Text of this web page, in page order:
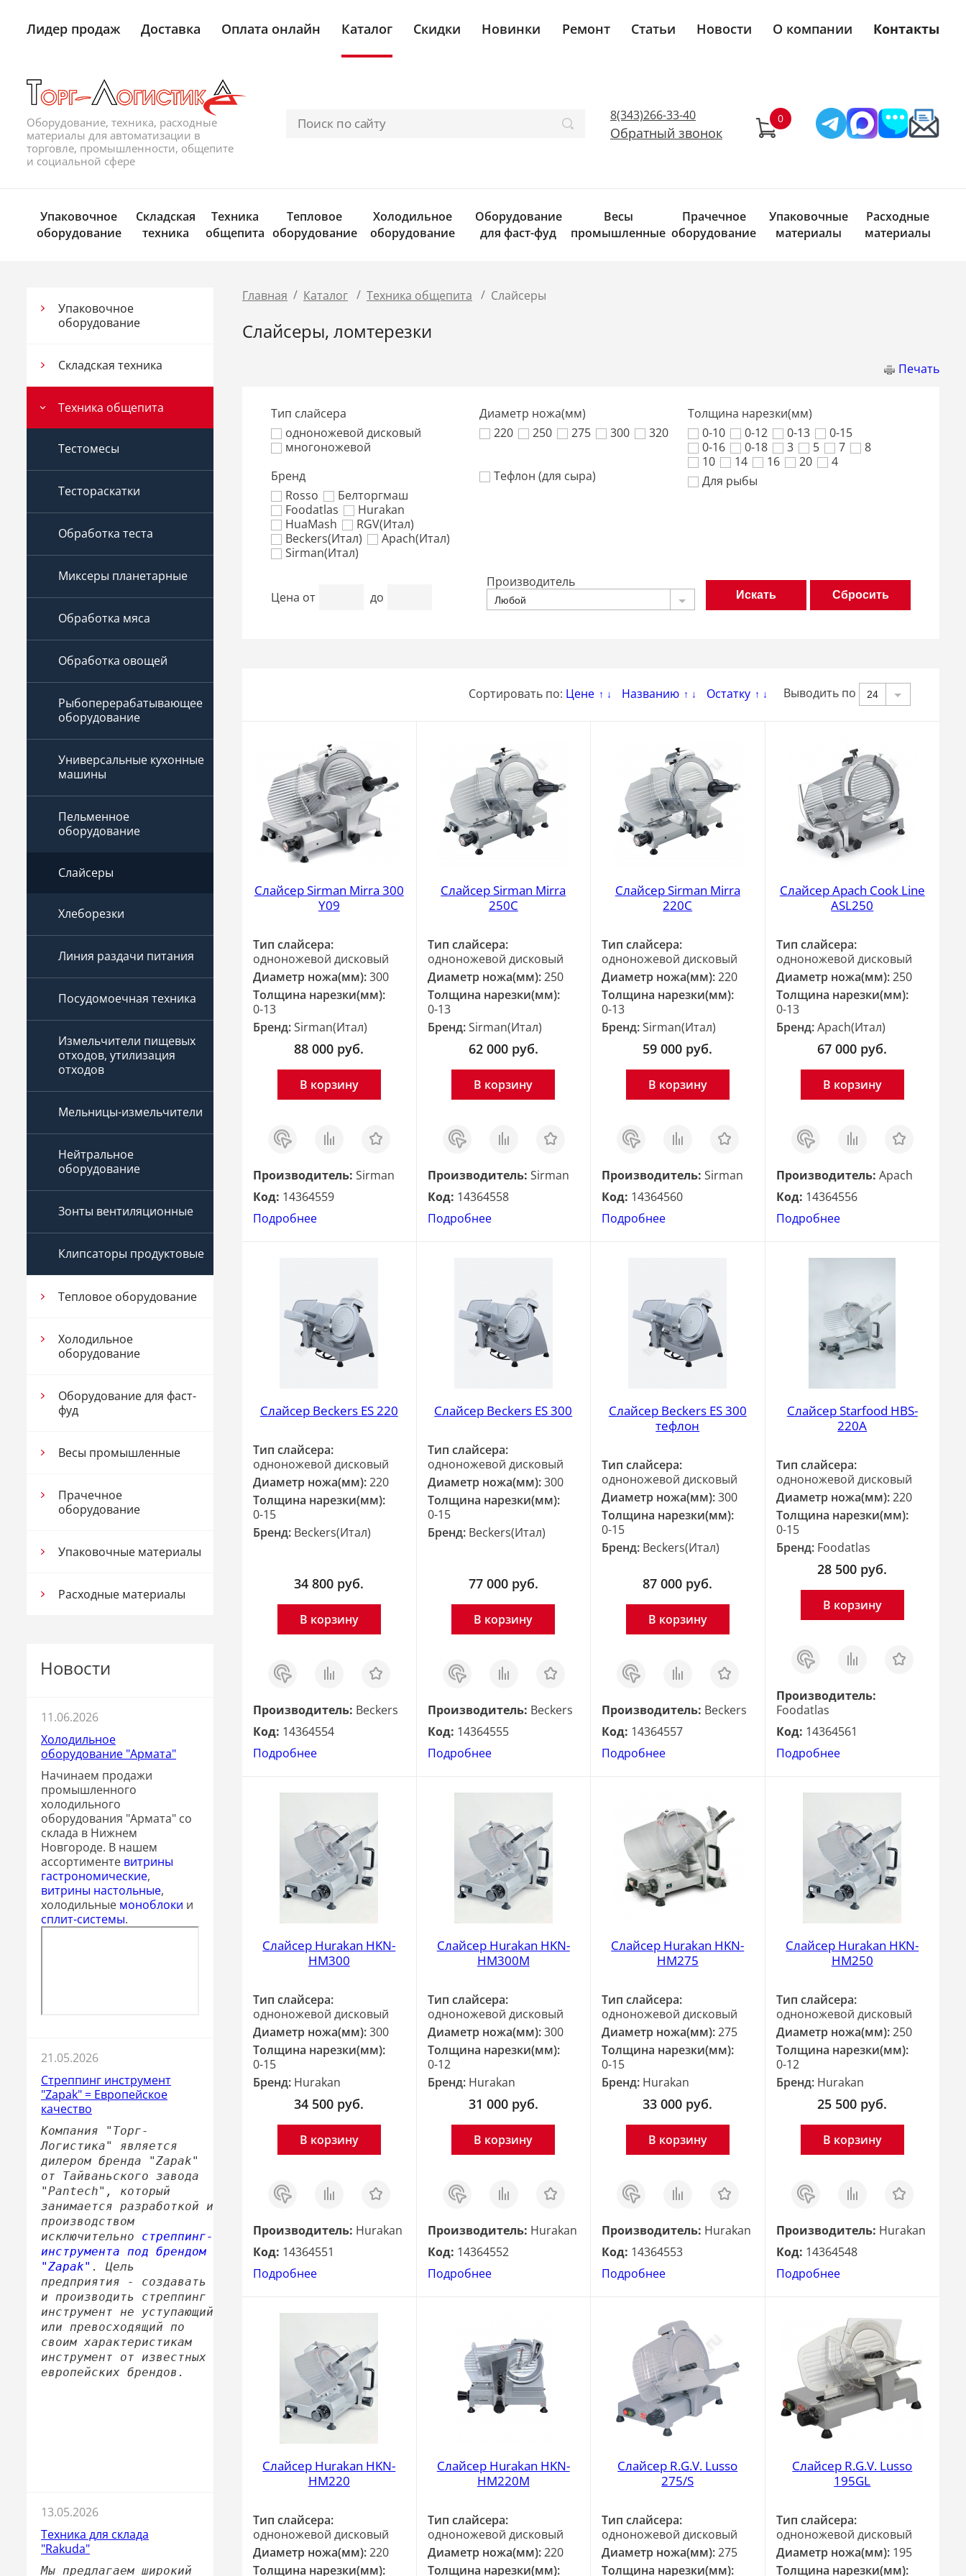
Лидер продаж Доставка Оплата онлайн Каталог Скидки Новинки Ремонт Статьи Новости О компании Контакты
Оборудование, техника, расходные
материалы для автоматизации в
торговле, промышленности, общепите
и социальной сфере
8(343)266-33-40
Обратный звонок
Упаковочное
оборудование
Складская
техника
Техника
общепита
Тепловое
оборудование
Холодильное
оборудование
Оборудование
для фаст-фуд
Весы
промышленные
Прачечное
оборудование
Упаковочные
материалы
Расходные
материалы
Упаковочное
оборудование
Складская техника
Техника общепита
Тестомесы
Тестораскатки
Обработка теста
Миксеры планетарные
Обработка мяса
Обработка овощей
Рыбоперерабатывающее
оборудование
Универсальные кухонные
машины
Пельменное
оборудование
Слайсеры
Хлеборезки
Линия раздачи питания
Посудомоечная техника
Измельчители пищевых
отходов, утилизация
отходов
Мельницы-измельчители
Нейтральное
оборудование
Зонты вентиляционные
Клипсаторы продуктовые
Тепловое оборудование
Холодильное
оборудование
Оборудование для фаст-
фуд
Весы промышленные
Прачечное
оборудование
Упаковочные материалы
Расходные материалы
Новости
11.06.2026
Холодильное
оборудование "Армата"
Начинаем продажи
промышленного
холодильного
оборудования "Армата" со
склада в Нижнем
Новгороде. В нашем
ассортименте витрины
гастрономические,
витрины настольные,
холодильные моноблоки и
сплит-системы.
21.05.2026
Стреппинг инструмент
"Zapak" = Европейское
качество
Компания "Торг-
Логистика" является
дилером бренда "Zapak"
от Тайваньского завода
"Pantech", который
занимается разработкой и
производством
исключительно стреппинг-
инструмента под брендом
"Zapak" . Цель
предприятия - создавать
и производить стреппинг
инструмент не уступающий
или превосходящий по
своим характеристикам
инструмент от известных
европейских брендов.
13.05.2026
Техника для склада
"Rakuda"
Мы предлагаем широкий
Главная / Каталог / Техника общепита / Слайсеры
Слайсеры, ломтерезки
Печать
Тип слайсера
одноножевой дисковый
многоножевой
Диаметр ножа(мм)
220
250 275 300 320
Толщина нарезки(мм)
0-10
0-12 0-13
0-15
0-16
0-18 3 5 7
8
10
14 16 20
4
Бренд
Rosso
Белторгмаш
Foodatlas
Hurakan
HuaMash
RGV(Итал)
Beckers(Итал)
Apach(Итал)
Sirman(Итал)
Тефлон (для сыра) Для рыбы
Цена от до
Производитель
Любой Сбросить
Сортировать по: Цене ↑ ↓ Названию ↑ ↓ Остатку ↑ ↓ Выводить по 24
Слайсер Sirman Mirra 300
Y09
Тип слайсера:
одноножевой дисковый
Диаметр ножа(мм):300
Толщина нарезки(мм):
0-13
Бренд:Sirman(Итал)
88 000 руб.
В корзину
Заказ
в 1
клик
Сравнить Отложить
Производитель: Sirman
Код: 14364559
Подробнее
Слайсер Sirman Mirra
250C
Тип слайсера:
одноножевой дисковый
Диаметр ножа(мм):250
Толщина нарезки(мм):
0-13
Бренд:Sirman(Итал)
62 000 руб.
В корзину
Заказ
в 1
клик
Сравнить Отложить
Производитель: Sirman
Код: 14364558
Подробнее
Слайсер Sirman Mirra
220C
Тип слайсера:
одноножевой дисковый
Диаметр ножа(мм):220
Толщина нарезки(мм):
0-13
Бренд:Sirman(Итал)
59 000 руб.
В корзину
Заказ
в 1
клик
Сравнить Отложить
Производитель: Sirman
Код: 14364560
Подробнее
Слайсер Apach Cook Line
ASL250
Тип слайсера:
одноножевой дисковый
Диаметр ножа(мм):250
Толщина нарезки(мм):
0-13
Бренд:Apach(Итал)
67 000 руб.
В корзину
Заказ
в 1
клик
Сравнить Отложить
Производитель: Apach
Код: 14364556
Подробнее
Слайсер Beckers ES 220
Тип слайсера:
одноножевой дисковый
Диаметр ножа(мм):220
Толщина нарезки(мм):
0-15
Бренд: Beckers(Итал)
34 800 руб.
В корзину
Заказ
в 1
клик
Сравнить Отложить
Производитель: Beckers
Код: 14364554
Подробнее
Слайсер Beckers ES 300
Тип слайсера:
одноножевой дисковый
Диаметр ножа(мм):300
Толщина нарезки(мм):
0-15
Бренд: Beckers(Итал)
77 000 руб.
В корзину
Заказ
в 1
клик
Сравнить Отложить
Производитель: Beckers
Код: 14364555
Подробнее
Слайсер Beckers ES 300
тефлон
Тип слайсера:
одноножевой дисковый
Диаметр ножа(мм):300
Толщина нарезки(мм):
0-15
Бренд: Beckers(Итал)
87 000 руб.
В корзину
Заказ
в 1
клик
Сравнить Отложить
Производитель: Beckers
Код: 14364557
Подробнее
Слайсер Starfood HBS-
220A
Тип слайсера:
одноножевой дисковый
Диаметр ножа(мм):220
Толщина нарезки(мм):
0-15
Бренд: Foodatlas
28 500 руб.
В корзину
Заказ
в 1
клик
Сравнить Отложить
Производитель:
Foodatlas
Код: 14364561
Подробнее
Слайсер Hurakan HKN-
HM300
Тип слайсера:
одноножевой дисковый
Диаметр ножа(мм):300
Толщина нарезки(мм):
0-15
Бренд: Hurakan
34 500 руб.
В корзину
Заказ
в 1
клик
Сравнить Отложить
Производитель: Hurakan
Код: 14364551
Подробнее
Слайсер Hurakan HKN-
HM300M
Тип слайсера:
одноножевой дисковый
Диаметр ножа(мм):300
Толщина нарезки(мм):
0-12
Бренд: Hurakan
31 000 руб.
В корзину
Заказ
в 1
клик
Сравнить Отложить
Производитель: Hurakan
Код: 14364552
Подробнее
Слайсер Hurakan HKN-
HM275
Тип слайсера:
одноножевой дисковый
Диаметр ножа(мм):275
Толщина нарезки(мм):
0-15
Бренд: Hurakan
33 000 руб.
В корзину
Заказ
в 1
клик
Сравнить Отложить
Производитель: Hurakan
Код: 14364553
Подробнее
Слайсер Hurakan HKN-
HM250
Тип слайсера:
одноножевой дисковый
Диаметр ножа(мм):250
Толщина нарезки(мм):
0-12
Бренд: Hurakan
25 500 руб.
В корзину
Заказ
в 1
клик
Сравнить Отложить
Производитель: Hurakan
Код: 14364548
Подробнее
Слайсер Hurakan HKN-
HM220
Тип слайсера:
одноножевой дисковый
Диаметр ножа(мм):220
Толщина нарезки(мм):
Слайсер Hurakan HKN-
HM220M
Тип слайсера:
одноножевой дисковый
Диаметр ножа(мм):220
Толщина нарезки(мм):
Слайсер R.G.V. Lusso
275/S
Тип слайсера:
одноножевой дисковый
Диаметр ножа(мм):275
Толщина нарезки(мм):
Слайсер R.G.V. Lusso
195GL
Тип слайсера:
одноножевой дисковый
Диаметр ножа(мм): 195
Толщина нарезки(мм):